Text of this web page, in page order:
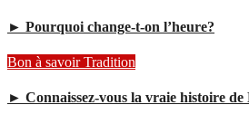
► Pourquoi change-t-on l’heure?
Bon à savoirTradition
► Connaissez-vous la vraie histoire de